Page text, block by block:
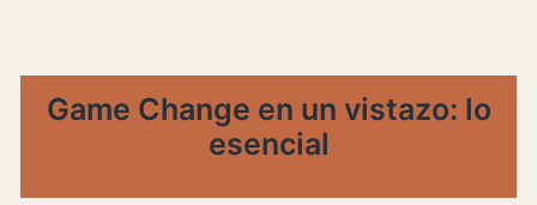
Game Change en un vistazo: lo
esencial